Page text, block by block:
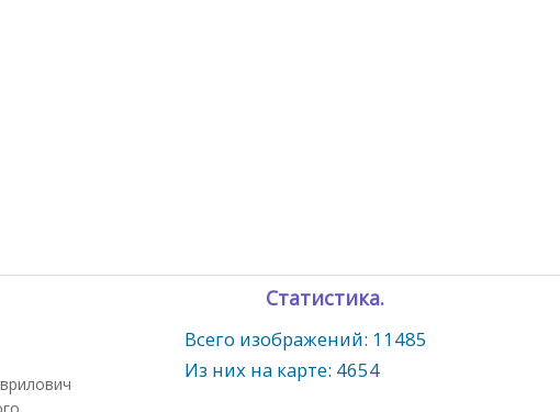
Статистика.
Всего изображений: 11485
Из них на карте: 4654